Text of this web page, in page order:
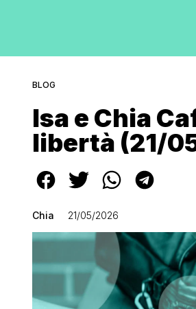
BLOG
Isa e Chia
libertà (21/
Chia 21/05/2026